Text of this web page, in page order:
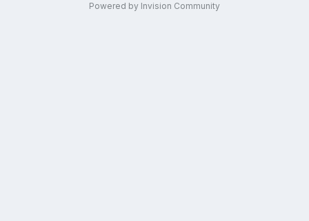
Powered by Invision Community